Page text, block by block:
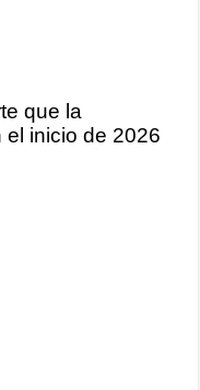
que la
inicio de 2026